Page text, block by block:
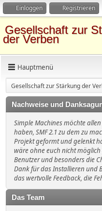
Einloggen Registrieren
Gesellschaft zur
der Verben
Hauptmenü
Gesellschaft zur Stärkung der
Nachweise und
Simple Machines möchte
haben, SMF 2.1 zu dem zu
Projekt geformt und gelenkt
wäre ohne euch nicht möglich
Benutzer und besonders die
Dank für das Installieren und
das wertvolle Feedback, die
Das Team